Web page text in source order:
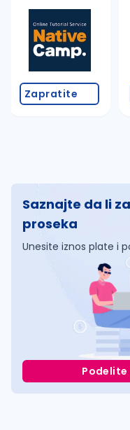
Zapratite
Saznajte da li
proseka
Unesite iznos plate i